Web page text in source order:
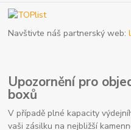
Navštivte náš partnerský web:
Upozornění pro
boxů
V případě plné kapacity
vaši zásilku na nejbližší